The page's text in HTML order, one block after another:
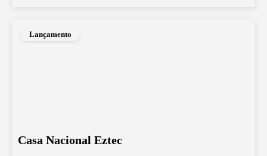
Lançamento
Casa Nacional Eztec